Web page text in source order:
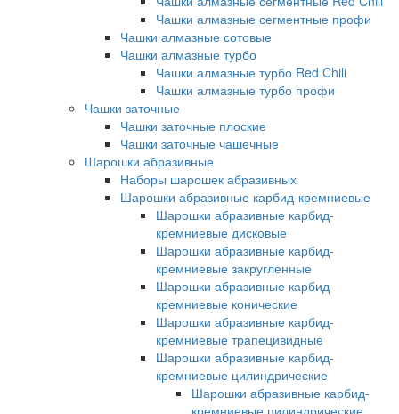
Чашки алмазные сегментные профи
Чашки алмазные сотовые
Чашки алмазные турбо
Чашки алмазные турбо Red Chili
Чашки алмазные турбо профи
Чашки заточные
Чашки заточные плоские
Чашки заточные чашечные
Шарошки абразивные
Наборы шарошек абразивных
Шарошки абразивные карбид-кремниевые
Шарошки абразивные карбид-
кремниевые дисковые
Шарошки абразивные карбид-
кремниевые закругленные
Шарошки абразивные карбид-
кремниевые конические
Шарошки абразивные карбид-
кремниевые трапецивидные
Шарошки абразивные карбид-
кремниевые цилиндрические
Шарошки абразивные карбид-
кремниевые цилиндрические